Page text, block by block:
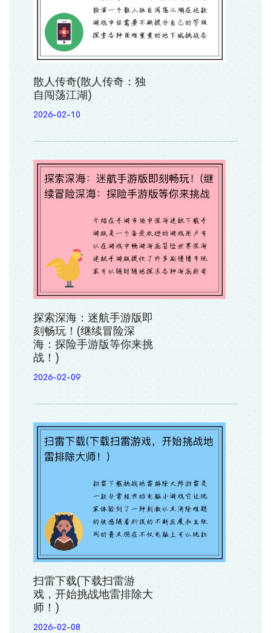
散人传奇(散人传奇：独
自闯荡江湖)
2026-02-10
探索深海：迷航手游版即
刻畅玩！(继续冒险深
海：探险手游版等你来挑
战！)
2026-02-09
扫雷下载(下载扫雷游
戏，开始挑战地雷排除大
师！)
2026-02-08